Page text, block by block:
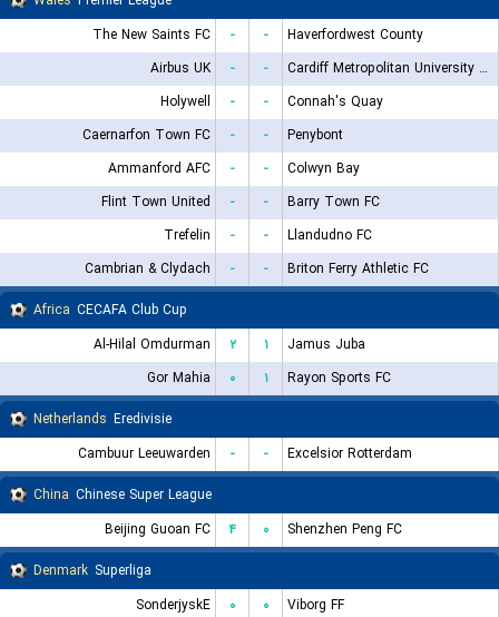
The New Saints FC
- -
Haverfordwest County
Airbus UK
- -
Cardiff Metropolitan University F.C.
Holywell
- -
Connah's Quay
Caernarfon Town FC
- -
Penybont
Ammanford AFC
- -
Colwyn Bay
Flint Town United
- -
Barry Town FC
Trefelin
- -
Llandudno FC
Cambrian & Clydach
- -
Briton Ferry Athletic FC
Africa CECAFA Club Cup
Al-Hilal Omdurman
۲ ۱
Jamus Juba
Gor Mahia
۰ ۱
Rayon Sports FC
Netherlands Eredivisie
Cambuur Leeuwarden
- -
Excelsior Rotterdam
China Chinese Super League
Beijing Guoan FC
۴ ۰
Shenzhen Peng FC
Denmark Superliga
SonderjyskE
۰ ۰
Viborg FF